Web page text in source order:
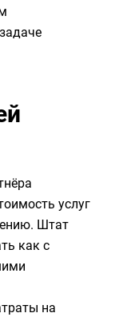
услуг
Штат
как с
на